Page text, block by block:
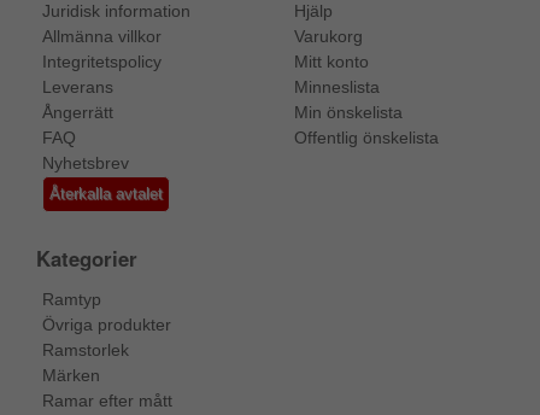
Juridisk information
Allmänna villkor
Integritetspolicy
Leverans
Ångerrätt
FAQ
Nyhetsbrev
Återkalla avtalet
Hjälp
Varukorg
Mitt konto
Minneslista
Min önskelista
Offentlig önskelista
Kategorier
Ramtyp
Övriga produkter
Ramstorlek
Märken
Ramar efter mått